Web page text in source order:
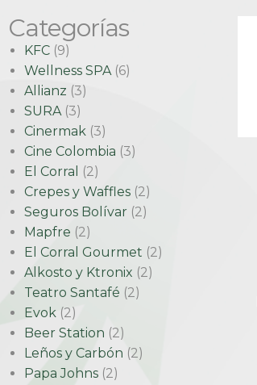
Categorías
KFC (9)
Wellness SPA(6)
Allianz (3)
SURA(3)
Cinermak (3)
Cine Colombia (3)
El Corral
(2)
Crepes y Waffles (2)
Seguros Bolívar (2)
Mapfre (2)
El Corral Gourmet (2)
Alkosto y Ktronix (2)
Teatro Santafé (2)
Evok (2)
Beer Station (2)
Leños y Carbón (2)
Papa Johns (2)